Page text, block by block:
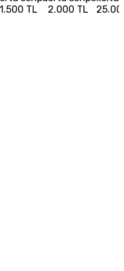
1.500 TL
2.000 TL